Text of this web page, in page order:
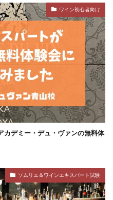
ワイン初心者向け
カデミー・デュ・ヴァンの無料体
ソムリエ＆ワインエキスパート試験